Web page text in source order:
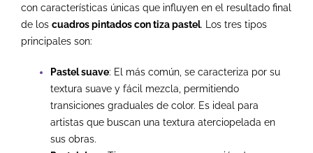
con características únicas que influyen en el resultado final
de los cuadros pintados con tiza pastel. Los tres tipos
principales son:
Pastel suave: El más común, se caracteriza por su
textura suave y fácil mezcla, permitiendo
transiciones graduales de color. Es ideal para
artistas que buscan una textura aterciopelada en
sus obras.